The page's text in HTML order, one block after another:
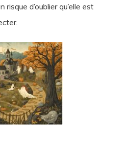
d’oublier qu’elle est